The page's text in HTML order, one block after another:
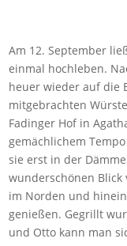
Am 12. September
einmal hochleben.
heuer wieder auf die
mitgebrachten
Fadinger Hof in
gemächlichem
sie erst in der
wunderschönen
im Norden und
genießen. Gegrillt
und Otto kann man